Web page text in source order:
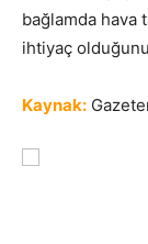
bağlamda hava
ihtiyaç
Kaynak: